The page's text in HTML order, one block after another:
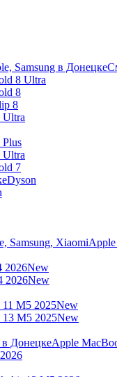
8 Ultra
8
8
Ultra
Plus
Ultra
7
Dyson
Apple
2026New
2026New
11 M5 2025New
13 M5 2025New
Apple
2026